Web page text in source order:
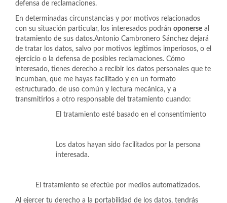
defensa de reclamaciones.
En determinadas circunstancias y por motivos relacionados
con su situación particular, los interesados podrán oponerse al
tratamiento de sus datos.Antonio Cambronero Sánchez dejará
de tratar los datos, salvo por motivos legítimos imperiosos, o el
ejercicio o la defensa de posibles reclamaciones. Cómo
interesado, tienes derecho a recibir los datos personales que te
incumban, que me hayas facilitado y en un formato
estructurado, de uso común y lectura mecánica, y a
transmitirlos a otro responsable del tratamiento cuando:
El tratamiento esté basado en el consentimiento
Los datos hayan sido facilitados por la persona
interesada.
El tratamiento se efectúe por medios automatizados.
Al ejercer tu derecho a la portabilidad de los datos, tendrás